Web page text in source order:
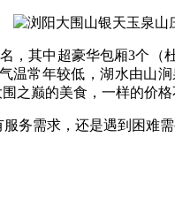
，其中超豪华包厢3个
常年较低，湖水由山
之巅的美食，一样的价格
务需求，还是遇到困难